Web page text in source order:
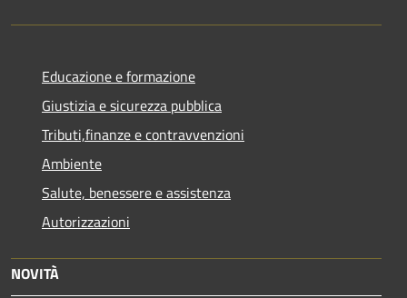
Educazione e formazione
Giustizia e sicurezza pubblica
Tributi,finanze e contravvenzioni
Ambiente
Salute, benessere e assistenza
Autorizzazioni
NOVITÀ